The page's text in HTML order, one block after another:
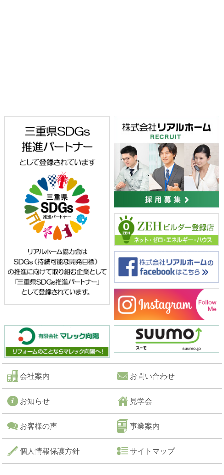
会社案内 お問い合わせ
お知らせ 見学会
お客様の声 事業案内
個人情報保護方針 サイトマップ